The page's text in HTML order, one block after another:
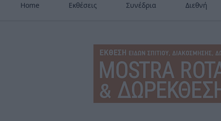
Home Εκθέσεις Συνέδρια Διεθνή